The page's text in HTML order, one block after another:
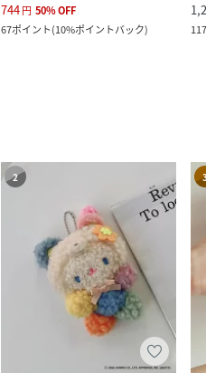
744円 50%OFF
67ポイント(10%ポイントバック)
117
2